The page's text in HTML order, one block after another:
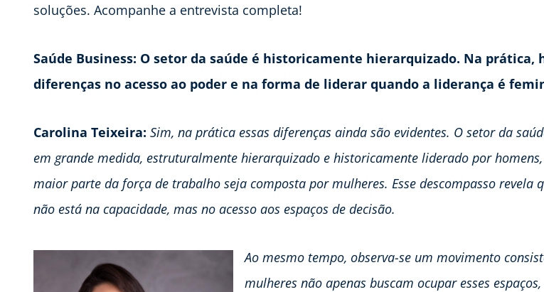
soluções. Acompanhe a entrevista completa!
Saúde Business: O setor da saúde é historicamente hierarquizado. Na prática,
diferenças no acesso ao poder e na forma de liderar quando a liderança é
Carolina Teixeira: Sim, na prática essas diferenças ainda são evidentes. O setor da
em grande medida, estruturalmente hierarquizado e historicamente liderado por
maior parte da força de trabalho seja composta por mulheres. Esse descompasso revela
não está na capacidade, mas no acesso aos espaços de decisão.
Ao mesmo tempo, observa-se um movimento
mulheres não apenas buscam ocupar esses